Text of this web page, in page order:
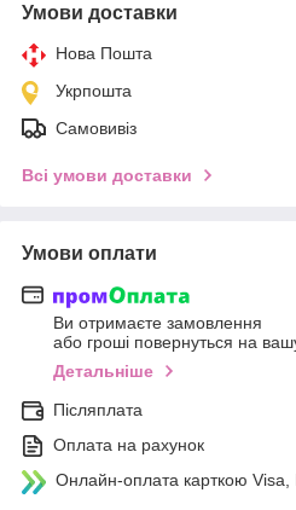
Умови доставки
Нова Пошта
Укрпошта
Самовивіз
Всі умови доставки
Умови оплати
Ви отримаєте замовлення
або гроші повернуться на
Детальніше
Післяплата
Оплата на рахунок
Онлайн-оплата карткою